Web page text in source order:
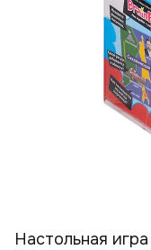
Настольная